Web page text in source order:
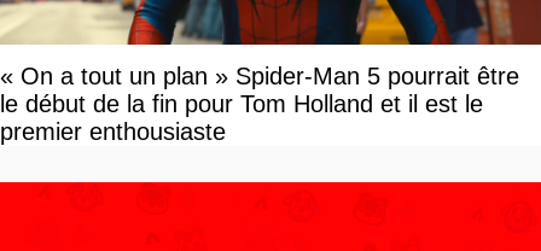
« On a tout un plan » Spider-Man 5 pourrait être
le début de la fin pour Tom Holland et il est le
premier enthousiaste